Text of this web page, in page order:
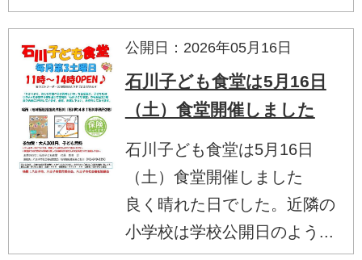
公開日：2026年05月16日
石川子ども食堂は5月16日
（土）食堂開催しました
石川子ども食堂は5月16日
（土）食堂開催しました
良く晴れた日でした。近隣の
小学校は学校公開日のよう...